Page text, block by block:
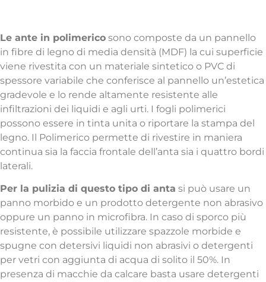
Le ante in polimerico sono composte da un pannello
in fibre di legno di media densità (MDF) la cui superficie
viene rivestita con un materiale sintetico o PVC di
spessore variabile che conferisce al pannello un’estetica
gradevole e lo rende altamente resistente alle
infiltrazioni dei liquidi e agli urti. I fogli polimerici
possono essere in tinta unita o riportare la stampa del
legno. Il Polimerico permette di rivestire in maniera
continua sia la faccia frontale dell’anta sia i quattro bordi
laterali.
Per la pulizia di questo tipo di anta si può usare un
panno morbido e un prodotto detergente non abrasivo
oppure un panno in microfibra. In caso di sporco più
resistente, è possibile utilizzare spazzole morbide e
spugne con detersivi liquidi non abrasivi o detergenti
per vetri con aggiunta di acqua di solito il 50%. In
presenza di macchie da calcare basta usare detergenti